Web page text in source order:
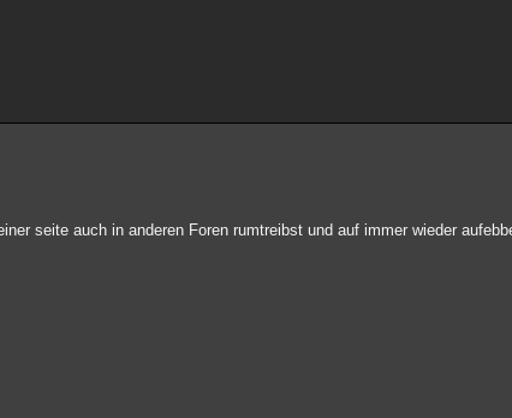
seite auch in anderen Foren rumtreibst und auf immer wieder